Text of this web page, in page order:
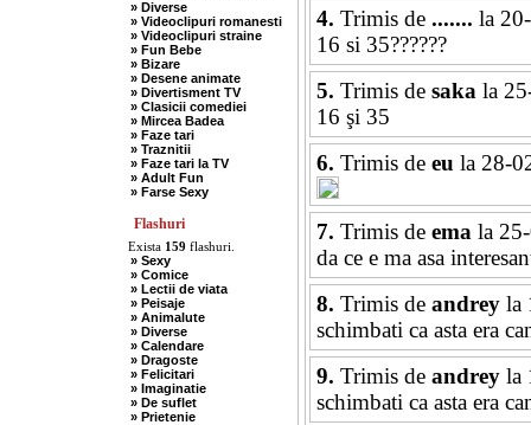
» Diverse
» Videoclipuri romanesti
» Videoclipuri straine
» Fun Bebe
» Bizare
» Desene animate
» Divertisment TV
» Clasicii comediei
» Mircea Badea
» Faze tari
» Traznitii
» Faze tari la TV
» Adult Fun
» Farse Sexy
Flashuri
Exista 159 flashuri.
» Sexy
» Comice
» Lectii de viata
» Peisaje
» Animalute
» Diverse
» Calendare
» Dragoste
» Felicitari
» Imaginatie
» De suflet
» Prietenie
4. Trimis de ....... la
16 si 35??????
5. Trimis de sakala
16 şi 35
6. Trimis de eu la 28-
7. Trimis de emala 25-
da ce e ma asa
8. Trimis de andreyla
schimbati ca asta era
9. Trimis de andreyla
schimbati ca asta era